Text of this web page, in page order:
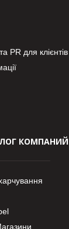
PR для клієнтів
КОМПАНИЙ